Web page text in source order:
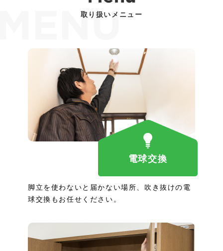
取り扱いメニュー
電球交換
脚立を使わないと届かない場所、吹き抜けの電
球交換もお任せください。